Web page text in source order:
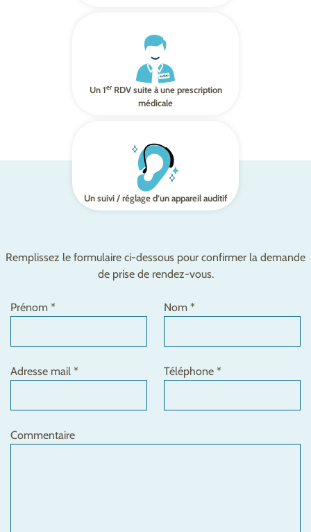
Un 1erRDV suite à une prescription
médicale
Un suivi / réglage d’un appareil auditif
Remplissez le formulaire ci-dessous pour confirmer la demande
de prise de rendez-vous.
Prénom * Nom *
Adresse mail * Téléphone *
Commentaire